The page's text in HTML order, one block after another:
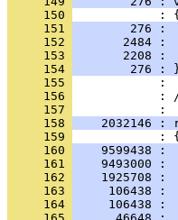
     150
     151
276 :
     152
2484 :
     153
2208 :
     154
276 :
     155
     156
:
     157
     158
2032146 :
     159
     160
9599438 :
     161
9493000 :
     162
1925708 :
     163
106438 :
     164
106438 :